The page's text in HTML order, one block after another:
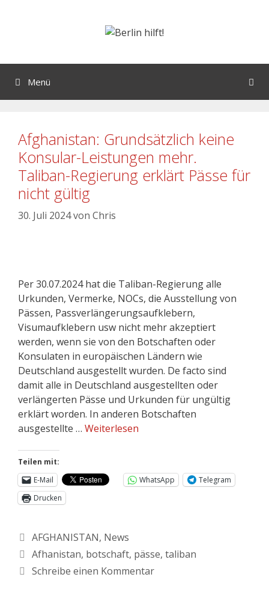
Menü
Afghanistan: Grundsätzlich keine
Konsular-Leistungen mehr.
Taliban-Regierung erklärt Pässe für
nicht gültig
30. Juli 2024von Chris
Per 30.07.2024 hat die Taliban-Regierung alle
Urkunden, Vermerke, NOCs, die Ausstellung von
Pässen, Passverlängerungsaufklebern,
Visumaufklebern usw nicht mehr akzeptiert
werden, wenn sie von den Botschaften oder
Konsulaten in europäischen Ländern wie
Deutschland ausgestellt wurden. De facto sind
damit alle in Deutschland ausgestellten oder
verlängerten Pässe und Urkunden für ungültig
erklärt worden. In anderen Botschaften
ausgestellte … Weiterlesen
Teilen mit:
E-Mail
WhatsApp
Telegram
Drucken
AFGHANISTAN, News
Afhanistan, botschaft, pässe, taliban
Schreibe einen Kommentar